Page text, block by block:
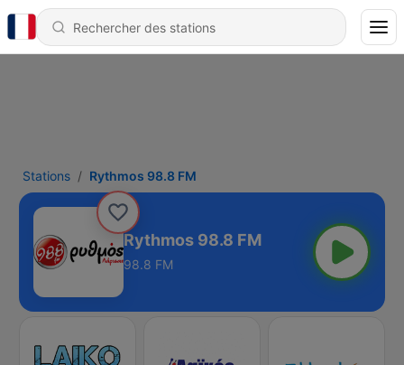
Stations Rythmos 98.8 FM
Rythmos 98.8 FM
98.8 FM